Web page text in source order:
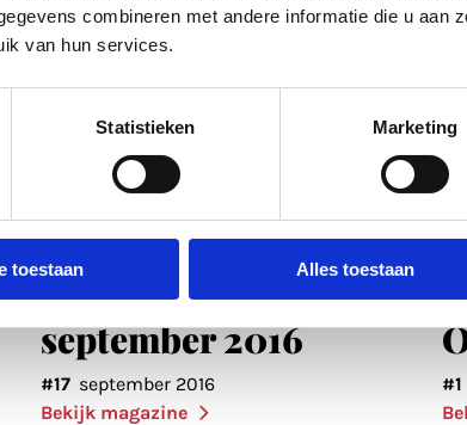
combineren met andere informatie die u aan
van hun services.
Statistieken Marketing
toestaan Alles toestaan
Uitagenda Utrecht
september 2016
#17 september 2016
Bekijk magazine
#1